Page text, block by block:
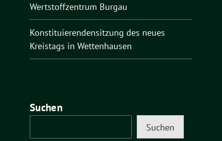
Wertstoffzentrum Burgau
Konstituierendensitzung des neues
Kreistags in Wettenhausen
Suchen
Suchen